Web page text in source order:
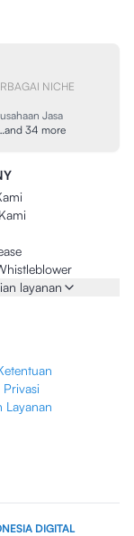
NICHE
Jasa
34 more
layanan
Privasi
Layanan
DIGITAL